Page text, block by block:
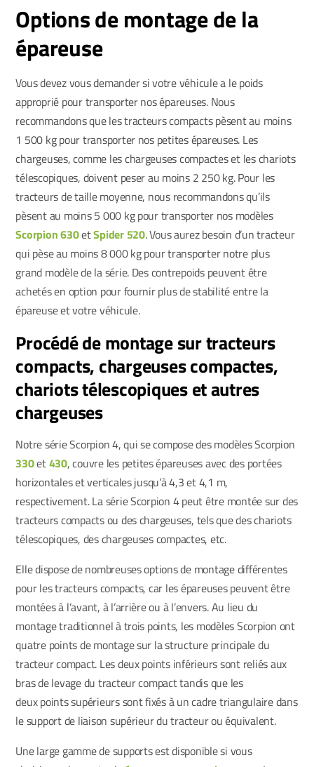
Options de montage de la
épareuse
Vous devez vous demander si votre véhicule a le poids
approprié pour transporter nos épareuses. Nous
recommandons que les tracteurs compacts pèsent au moins
1 500 kg pour transporter nos petites épareuses. Les
chargeuses, comme les chargeuses compactes et les chariots
télescopiques, doivent peser au moins 2 250 kg. Pour les
tracteurs de taille moyenne, nous recommandons qu’ils
pèsent au moins 5 000 kg pour transporter nos modèles
Scorpion 630etSpider 520. Vous aurez besoin d’un tracteur
qui pèse au moins 8 000 kg pour transporter notre plus
grand modèle de la série. Des contrepoids peuvent être
achetés en option pour fournir plus de stabilité entre la
épareuse et votre véhicule.
Procédé de montage sur tracteurs
compacts, chargeuses compactes,
chariots télescopiques et autres
chargeuses
Notre série Scorpion 4, qui se compose des modèles Scorpion
330et430, couvre les petites épareuses avec des portées
horizontales et verticales jusqu’à 4,3 et 4,1 m,
respectivement. La série Scorpion 4 peut être montée sur des
tracteurs compacts ou des chargeuses, tels que des chariots
télescopiques, des chargeuses compactes, etc.
Elle dispose de nombreuses options de montage différentes
pour les tracteurs compacts, car les épareuses peuvent être
montées à l’avant, à l’arrière ou à l’envers. Au lieu du
montage traditionnel à trois points, les modèles Scorpion ont
quatre points de montage sur la structure principale du
tracteur compact. Les deux points inférieurs sont reliés aux
bras de levage du tracteur compact tandis que les
deux points supérieurs sont fixés à un cadre triangulaire dans
le support de liaison supérieur du tracteur ou équivalent.
Une large gamme de supports est disponible si vous